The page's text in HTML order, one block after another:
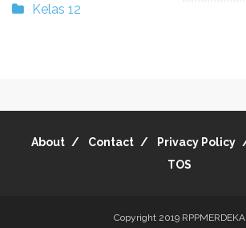
Kelas 12
About Contact Privacy Policy
TOS
Copyright 2019 RPPMERDEKA